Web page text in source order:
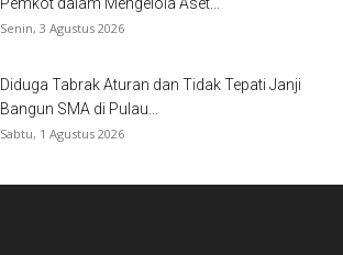
Senin, 3 Agustus 2026
Diduga Tabrak Aturan dan Tidak Tepati Janji
Bangun SMA di Pulau...
Sabtu, 1 Agustus 2026